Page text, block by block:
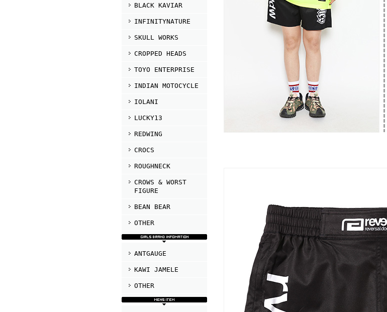
BLACK KAVIAR
INFINITYNATURE
SKULL WORKS
CROPPED HEADS
TOYO ENTERPRISE
INDIAN MOTOCYCLE
IOLANI
LUCKY13
REDWING
CROCS
ROUGHNECK
CROWS & WORST
FIGURE
BEAN BEAR
OTHER
ANTGAUGE
KAWI JAMELE
OTHER